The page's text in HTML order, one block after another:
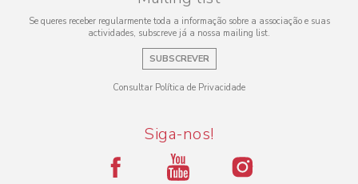
Se queres receber regularmente toda a informação sobre a associação e suas
actividades, subscreve já a nossa mailing list.
SUBSCREVER
Consultar Política de Privacidade
Siga-nos!